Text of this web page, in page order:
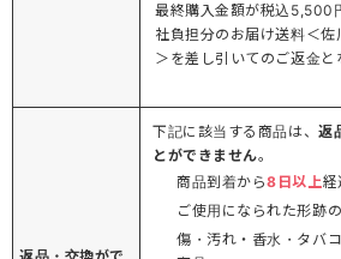
最終購入金額が税込5,500
社負担分のお届け送料＜
＞を差し引いてのご返金と
下記に該当する商品は、返
とができません。
商品到着から8日以上経
ご使用になられた形跡
傷・汚れ・香水・タバ